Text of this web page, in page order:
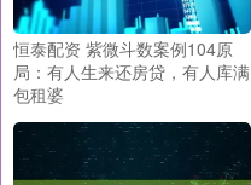
恒泰配资 紫微斗数案例104原
局：有人生来还房贷，有人库满
包租婆